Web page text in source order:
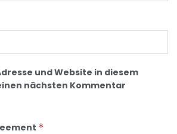
und Website in diesem
nächsten Kommentar
*